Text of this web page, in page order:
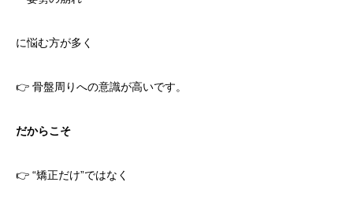
に悩む方が多く
👉 骨盤周りへの意識が高いです。
だからこそ
👉 “矯正だけ”ではなく